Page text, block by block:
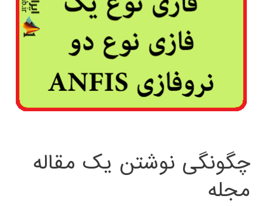
چگونگی نوشتن یک مقاله
مجله